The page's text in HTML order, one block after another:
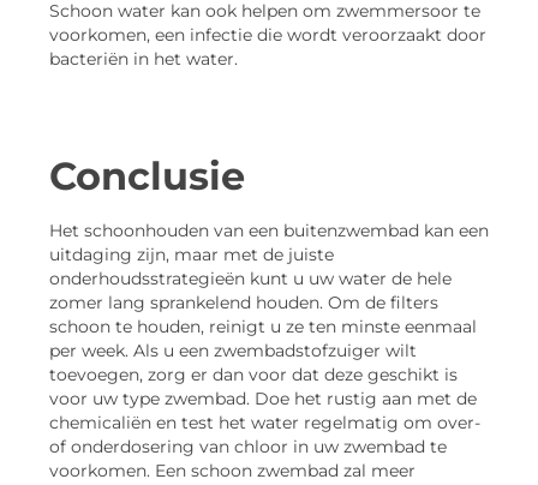
Schoon water kan ook helpen om zwemmersoor te
voorkomen, een infectie die wordt veroorzaakt door
bacteriën in het water.
Conclusie
Het schoonhouden van een buitenzwembad kan een
uitdaging zijn, maar met de juiste
onderhoudsstrategieën kunt u uw water de hele
zomer lang sprankelend houden. Om de filters
schoon te houden, reinigt u ze ten minste eenmaal
per week. Als u een zwembadstofzuiger wilt
toevoegen, zorg er dan voor dat deze geschikt is
voor uw type zwembad. Doe het rustig aan met de
chemicaliën en test het water regelmatig om over-
of onderdosering van chloor in uw zwembad te
voorkomen. Een schoon zwembad zal meer